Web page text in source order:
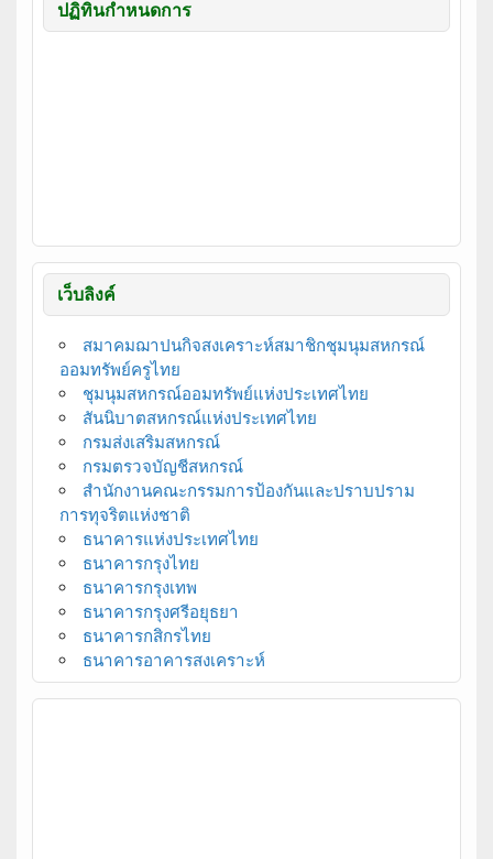
ปฏิทินกำหนดการ
เว็บลิงค์
สมาคมฌาปนกิจสงเคราะห์สมาชิกชุมนุมสหกรณ์
ออมทรัพย์ครูไทย
ชุมนุมสหกรณ์ออมทรัพย์แห่งประเทศไทย
สันนิบาตสหกรณ์แห่งประเทศไทย
กรมส่งเสริมสหกรณ์
กรมตรวจบัญชีสหกรณ์
สำนักงานคณะกรรมการป้องกันและปราบปราม
การทุจริตแห่งชาติ
ธนาคารแห่งประเทศไทย
ธนาคารกรุงไทย
ธนาคารกรุงเทพ
ธนาคารกรุงศรีอยุธยา
ธนาคารกสิกรไทย
ธนาคารอาคารสงเคราะห์